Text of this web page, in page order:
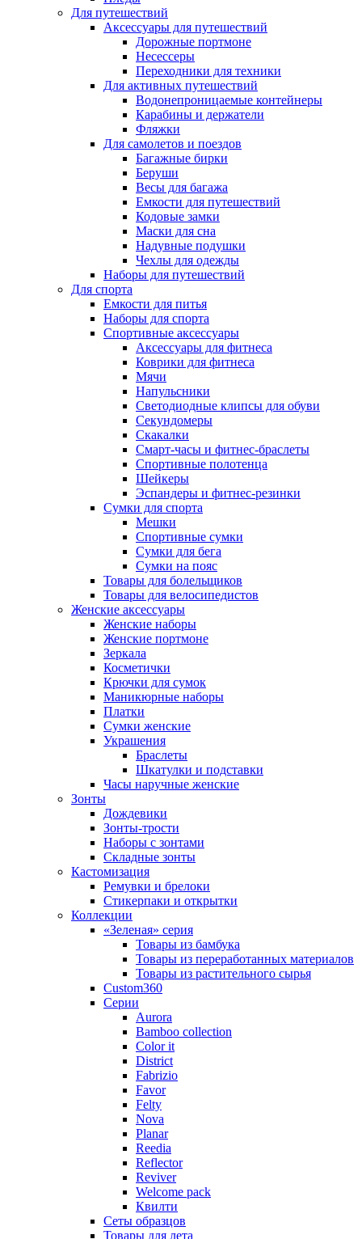
Для путешествий
Аксессуары для путешествий
Дорожные портмоне
Несессеры
Переходники для техники
Для активных путешествий
Водонепроницаемые контейнеры
Карабины и держатели
Фляжки
Для самолетов и поездов
Багажные бирки
Беруши
Весы для багажа
Емкости для путешествий
Кодовые замки
Маски для сна
Надувные подушки
Чехлы для одежды
Наборы для путешествий
Для спорта
Емкости для питья
Наборы для спорта
Спортивные аксессуары
Аксессуары для фитнеса
Коврики для фитнеса
Мячи
Напульсники
Светодиодные клипсы для обуви
Секундомеры
Скакалки
Смарт-часы и фитнес-браслеты
Спортивные полотенца
Шейкеры
Эспандеры и фитнес-резинки
Сумки для спорта
Мешки
Спортивные сумки
Сумки для бега
Сумки на пояс
Товары для болельщиков
Товары для велосипедистов
Женские аксессуары
Женские наборы
Женские портмоне
Зеркала
Косметички
Крючки для сумок
Маникюрные наборы
Платки
Сумки женские
Украшения
Браслеты
Шкатулки и подставки
Часы наручные женские
Зонты
Дождевики
Зонты-трости
Наборы с зонтами
Складные зонты
Кастомизация
Ремувки и брелоки
Стикерпаки и открытки
Коллекции
«Зеленая» серия
Товары из бамбука
Товары из переработанных материалов
Товары из растительного сырья
Custom360
Серии
Aurora
Bamboo collection
Color it
District
Fabrizio
Favor
Felty
Nova
Planar
Reedia
Reflector
Reviver
Welcome pack
Квилти
Сеты образцов
Товары для лета